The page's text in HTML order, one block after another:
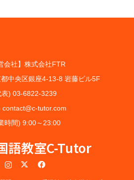
会社】株式会社FTR
中央区銀座4-13-8 岩藤ビル5F
表) 03-6822-3239
contact@c-tutor.com
時間) 9:00～23:00
語教室C-Tutor